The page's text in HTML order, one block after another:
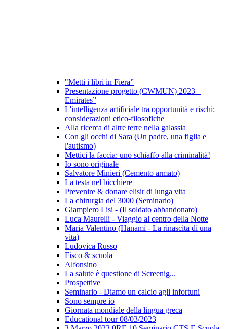
"Metti i libri in Fiera”
Presentazione progetto (CWMUN) 2023 –
Emirates”
L'intelligenza artificiale tra opportunità e rischi:
considerazioni etico-filosofiche
Alla ricerca di altre terre nella galassia
Con gli occhi di Sara (Un padre, una figlia e
l'autismo)
Mettici la faccia: uno schiaffo alla criminalità!
Io sono originale
Salvatore Minieri (Cemento armato)
La testa nel bicchiere
Prevenire & donare elisir di lunga vita
La chirurgia del 3000 (Seminario)
Giampiero Lisi - (Il soldato abbandonato)
Luca Maurelli - Viaggio al centro della Notte
Maria Valentino (Hanami - La rinascita di una
vita)
Ludovica Russo
Fisco & scuola
Alfonsino
La salute è questione di Screenig...
Prospettive
Seminario - Diamo un calcio agli infortuni
Sono sempre io
Giornata mondiale della lingua greca
Educational tour 08/03/2023